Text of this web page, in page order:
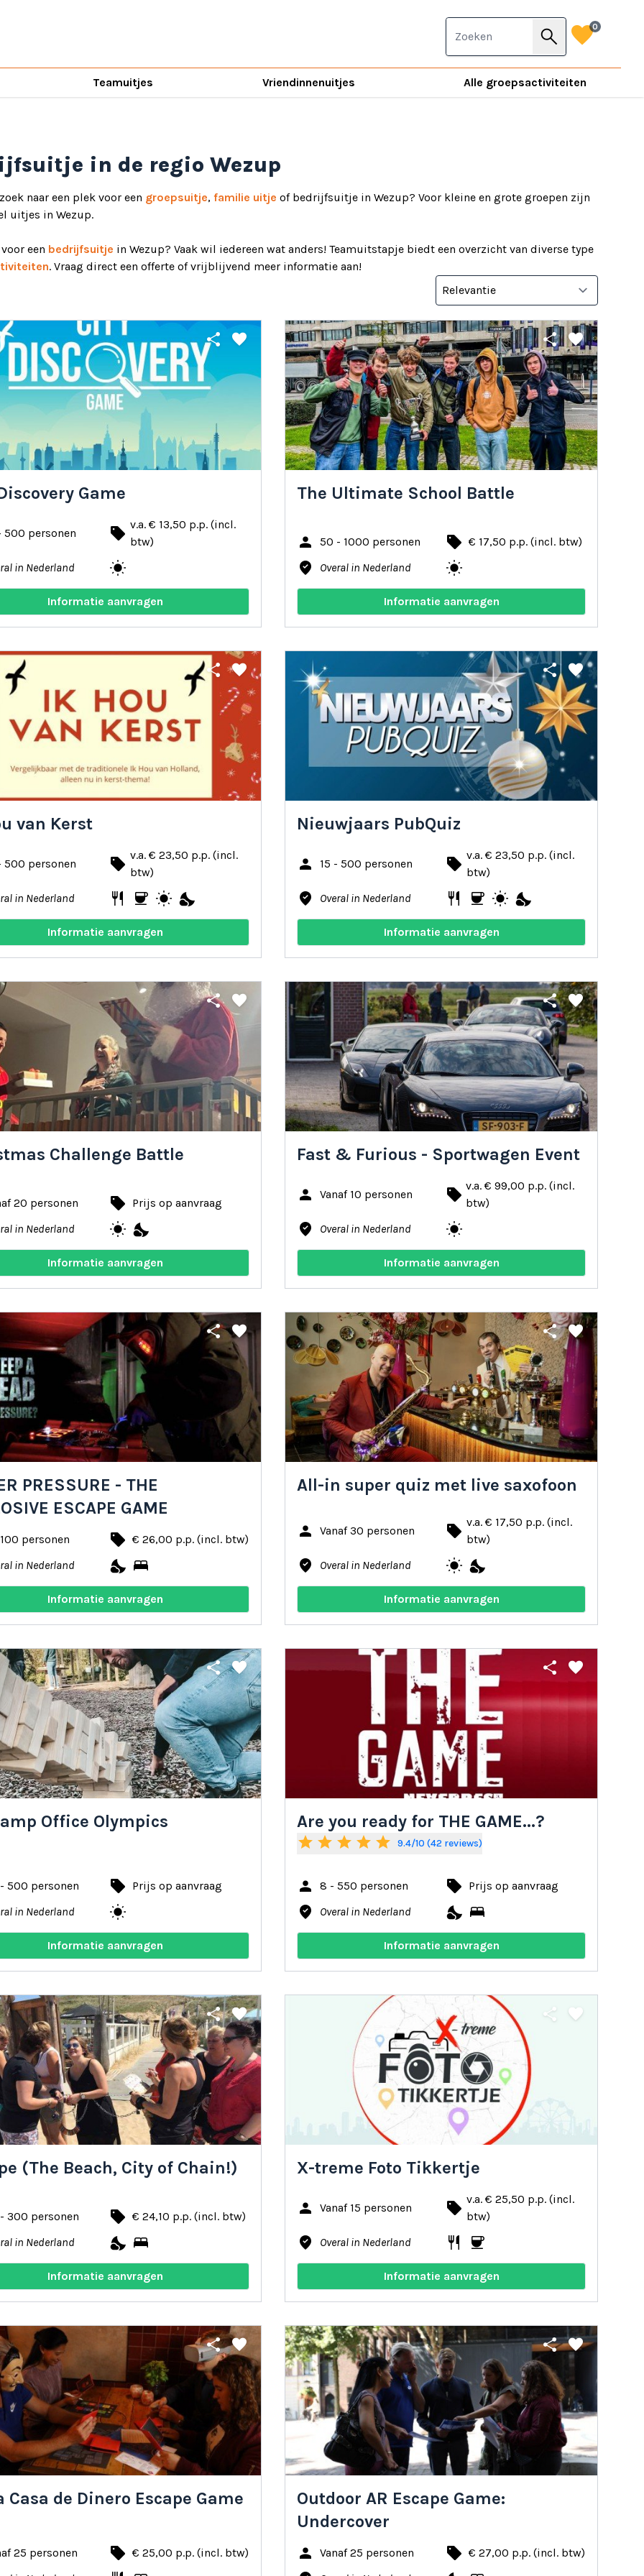
Teamuitjes Vriendinnenuitjes Alle groepsactiviteiten
search favorite0
in de regio Wezup
naar een plek voor een groepsuitje, familie uitje of bedrijfsuitje in Wezup? Voor kleine en grote groepen zijn
uitjes in Wezup.
een bedrijfsuitje in Wezup? Vaak wil iedereen wat anders! Teamuitstapje biedt een overzicht van diverse type
. Vraag direct een offerte of vrijblijvend meer informatie aan!
share favorite
Game
500 personen local_offer v.a. € 13,50 p.p. (incl.
btw)
in Nederland wb_sunny
Informatie aanvragen
share favorite
The Ultimate School Battle
person 50 - 1000 personen local_offer € 17,50 p.p. (incl. btw)
where_to_vote Overal in Nederland wb_sunny
Informatie aanvragen
share favorite
van Kerst
500 personen local_offer v.a. € 23,50 p.p. (incl.
btw)
in Nederland restaurant coffee wb_sunny nights_stay
Informatie aanvragen
share favorite
Nieuwjaars PubQuiz
person
15 - 500 personen local_offer v.a. € 23,50 p.p. (incl.
btw)
where_to_vote Overal in Nederland restaurant coffee wb_sunny nights_stay
Informatie aanvragen
share favorite
Challenge Battle
20 personen local_offer Prijs op aanvraag
in Nederland wb_sunny nights_stay
Informatie aanvragen
share favorite
Fast & Furious - Sportwagen Event
person
Vanaf 10 personen local_offer v.a. € 99,00 p.p. (incl.
btw)
where_to_vote Overal in Nederland wb_sunny
Informatie aanvragen
share favorite
PRESSURE - THE
ESCAPE GAME
personen local_offer € 26,00 p.p. (incl. btw)
in Nederland nights_stay bed
Informatie aanvragen
share favorite
All-in super quiz met live saxofoon
person Vanaf 30 personen local_offer v.a. € 17,50 p.p. (incl.
btw)
where_to_vote Overal in Nederland wb_sunny nights_stay
Informatie aanvragen
share favorite
Office Olympics
500 personen local_offer Prijs op aanvraag
in Nederland wb_sunny
Informatie aanvragen
share favorite
Are you ready for THE GAME...?
star star star star star 9.4/10 (42 reviews)
person 8 - 550 personen local_offer Prijs op aanvraag
where_to_vote Overal in Nederland nights_stay bed
Informatie aanvragen
share favorite
(The Beach, City of Chain!)
300 personen local_offer € 24,10 p.p. (incl. btw)
in Nederland nights_stay bed
Informatie aanvragen
share favorite
X-treme Foto Tikkertje
person
Vanaf 15 personen local_offer v.a. € 25,50 p.p. (incl.
btw)
where_to_vote Overal in Nederland restaurant coffee
Informatie aanvragen
share favorite
Casa de Dinero Escape Game
25 personen local_offer € 25,00 p.p. (incl. btw)
share favorite
Outdoor AR Escape Game:
Undercover
person
Vanaf 25 personen local_offer € 27,00 p.p. (incl. btw)